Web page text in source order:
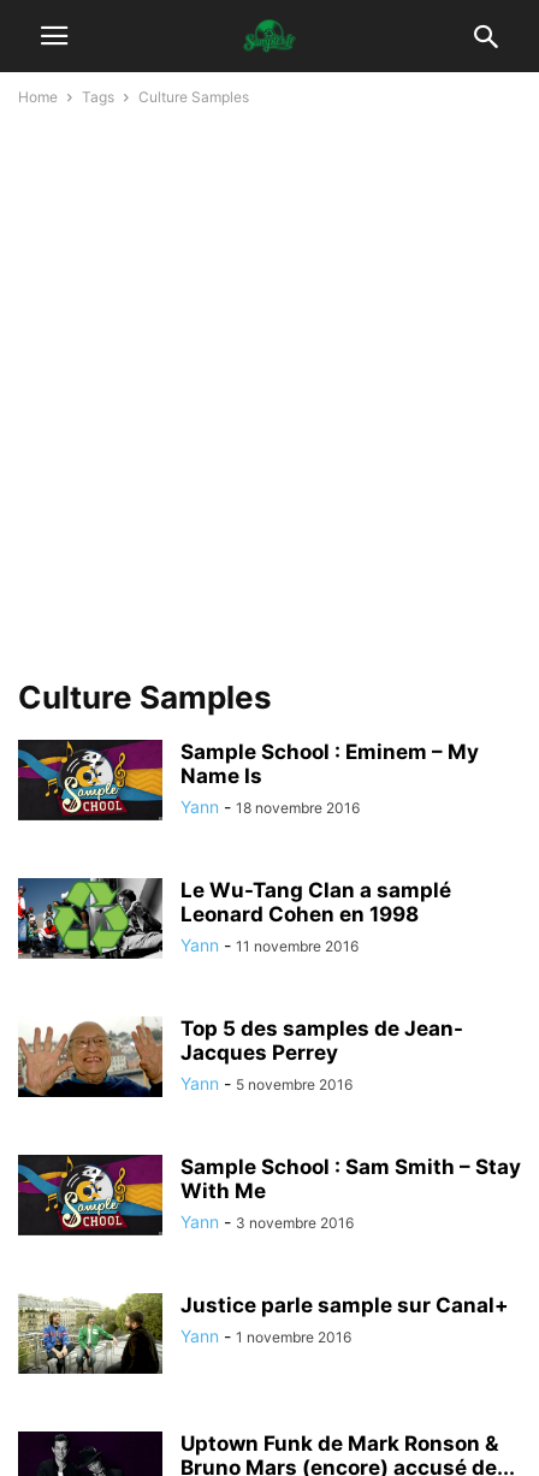
Home Tags Culture Samples
Culture Samples
Sample School : Eminem – My
Name Is
Yann - 18 novembre 2016
Le Wu-Tang Clan a samplé
Leonard Cohen en 1998
Yann - 11 novembre 2016
Top 5 des samples de Jean-
Jacques Perrey
Yann - 5 novembre 2016
Sample School : Sam Smith – Stay
With Me
Yann - 3 novembre 2016
Justice parle sample sur Canal+
Yann - 1 novembre 2016
Uptown Funk de Mark Ronson &
Bruno Mars (encore) accusé de...